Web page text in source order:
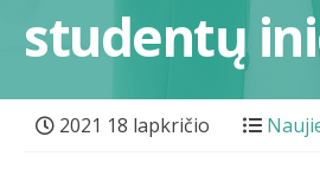
studentų
2021 18 lapkričio